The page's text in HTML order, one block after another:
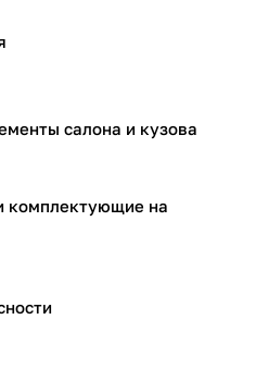
салона и кузова
комплектующие на